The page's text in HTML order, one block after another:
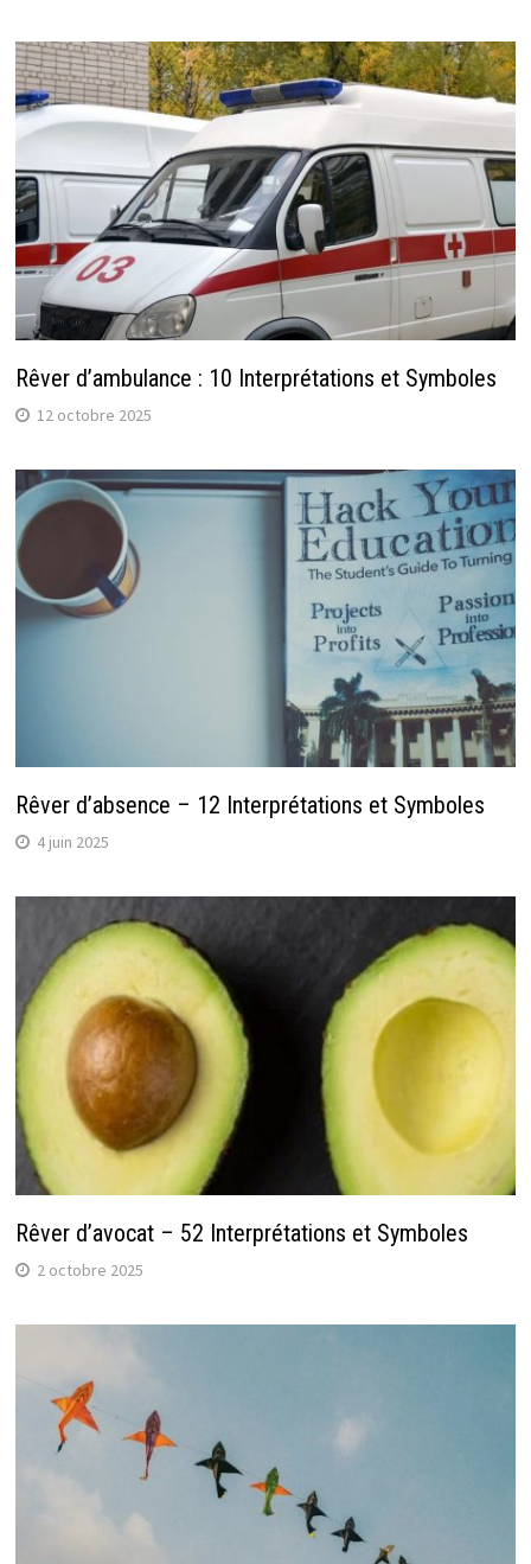
Rêver d’ambulance : 10 Interprétations et Symboles
12 octobre 2025
Rêver d’absence – 12 Interprétations et Symboles
4 juin 2025
Rêver d’avocat – 52 Interprétations et Symboles
2 octobre 2025